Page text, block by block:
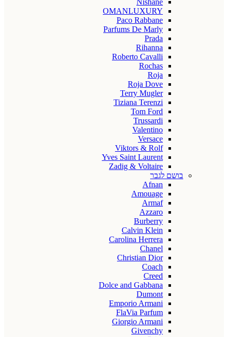
Nishane
OMANLUXURY
Paco Rabbane
Parfums De Marly
Prada
Rihanna
Roberto Cavalli
Rochas
Roja
Roja Dove
Terry Mugler
Tiziana Terenzi
Tom Ford
Trussardi
Valentino
Versace
Viktors & Rolf
Yves Saint Laurent
Zadig & Voltaire
בושם לגבר
Afnan
Amouage
Armaf
Azzaro
Burberry
Calvin Klein
Carolina Herrera
Chanel
Christian Dior
Coach
Creed
Dolce and Gabbana
Dumont
Emporio Armani
FlaVia Parfum
Giorgio Armani
Givenchy